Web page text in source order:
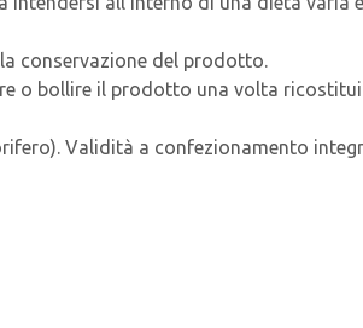
conservazione del prodotto.
o bollire il prodotto una volta
Validità a confezionamento